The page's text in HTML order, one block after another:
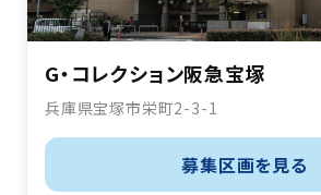
G・コレクション阪急宝塚
兵庫県宝塚市栄町2-3-1
募集区画を見る